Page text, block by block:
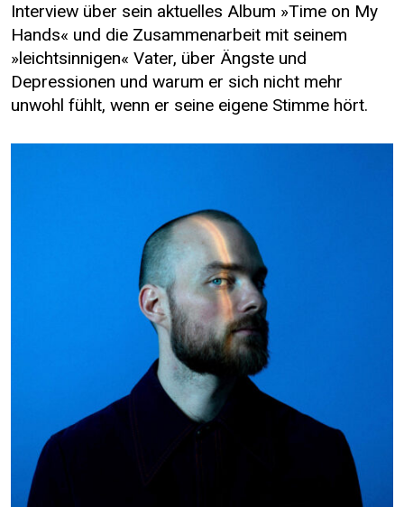
Interview über sein aktuelles Album »Time on My
Hands« und die Zusammenarbeit mit seinem
»leichtsinnigen« Vater, über Ängste und
Depressionen und warum er sich nicht mehr
unwohl fühlt, wenn er seine eigene Stimme hört.